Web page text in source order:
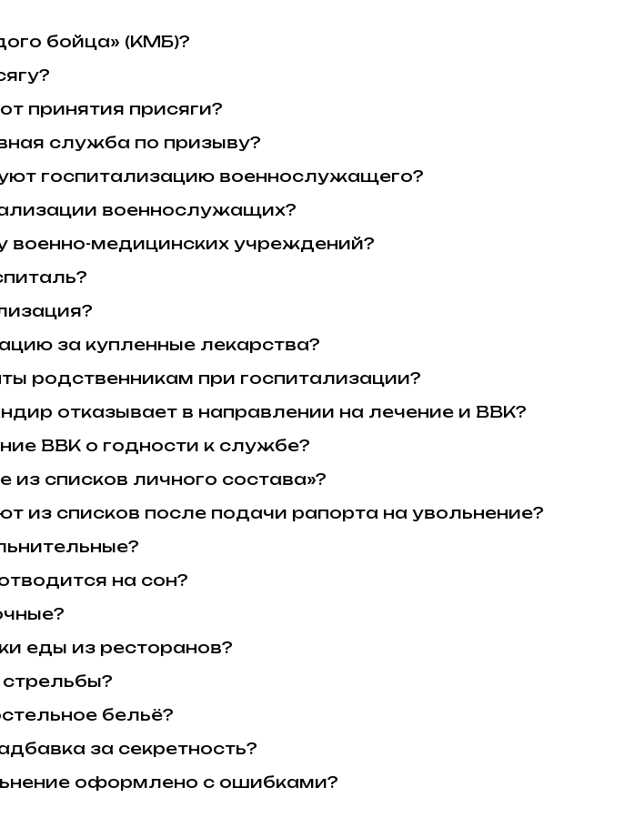
бойца» (КМБ)?
принятия присяги?
служба по призыву?
госпитализацию военнослужащего?
военнослужащих?
военно-медицинских учреждений?
за купленные лекарства?
родственникам при госпитализации?
отказывает в направлении на лечение и ВВК?
ВВК о годности к службе?
из списков личного состава»?
из списков после подачи рапорта на увольнение?
на сон?
еды из ресторанов?
бельё?
за секретность?
оформлено с ошибками?